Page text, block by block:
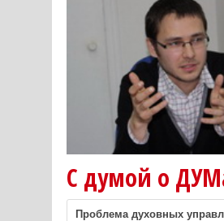
С думой о
Проблема духовных